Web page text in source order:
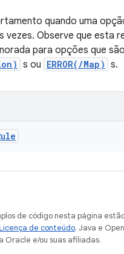
quando uma
vezes. Observe que esta
para opções que são
s ou ERROR(/Map) s.
de código nesta página
de conteúdo. Java e
Oracle e/ou suas afiliadas.